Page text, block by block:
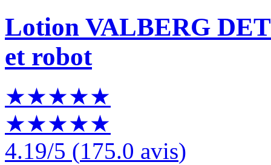
Lotion VALBERG
et robot
★★★★★
★★★★★
4.19/5 (175.0 avis)